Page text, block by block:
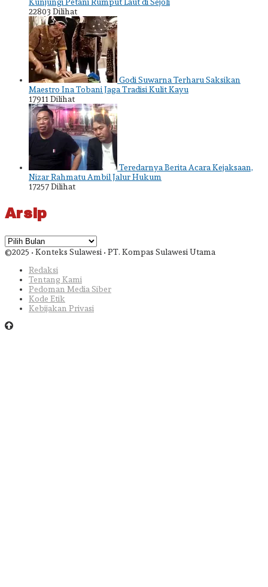
22803 Dilihat
Godi Suwarna Terharu Saksikan
Maestro Ina Tobani Jaga Tradisi Kulit Kayu
17911 Dilihat
Teredarnya Berita Acara Kejaksaan,
Nizar Rahmatu Ambil Jalur Hukum
17257 Dilihat
Arsip
Arsip
©2025 • Konteks Sulawesi • PT. Kompas Sulawesi Utama
Redaksi
Tentang Kami
Pedoman Media Siber
Kode Etik
Kebijakan Privasi